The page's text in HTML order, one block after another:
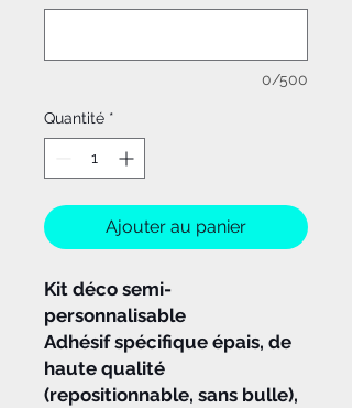
0/500
Quantité *
Ajouter au panier
Kit déco semi-
personnalisable
Adhésif spécifique épais, de
haute qualité
(repositionnable, sans bulle),